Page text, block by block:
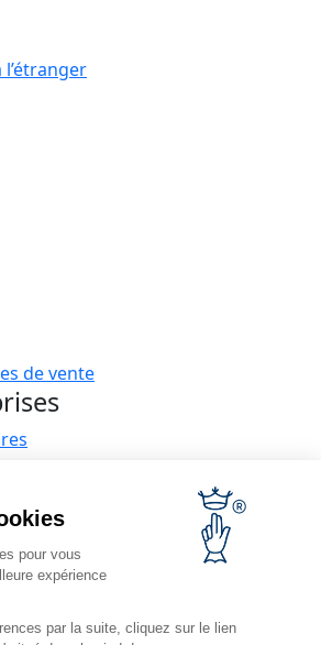
pour vous
expérience
par la suite, cliquez sur le lien
de vente